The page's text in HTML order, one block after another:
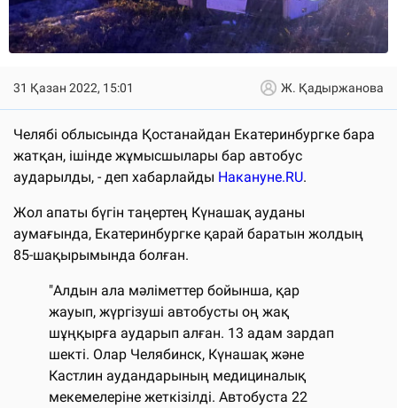
31 Қазан 2022, 15:01 Ж. Қадыржанова
Челябі облысында Қостанайдан Екатеринбургке бара
жатқан, ішінде жұмысшылары бар автобус
аударылды, - деп хабарлайды Накануне.RU.
Жол апаты бүгін таңертең Күнашақ ауданы
аумағында, Екатеринбургке қарай баратын жолдың
85-шақырымында болған.
"Алдын ала мәліметтер бойынша, қар
жауып, жүргізуші автобусты оң жақ
шұңқырға аударып алған. 13 адам зардап
шекті. Олар Челябинск, Күнашақ және
Кастлин аудандарының медициналық
мекемелеріне жеткізілді. Автобуста 22